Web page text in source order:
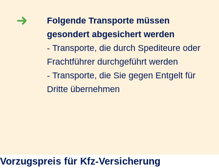
Folgende Transporte müssen
gesondert abgesichert werden
- Transporte, die durch Spediteure oder
Frachtführer durchgeführt werden
- Transporte, die Sie gegen Entgelt für
Dritte übernehmen
Vorzugspreis für Kfz-Versicherung